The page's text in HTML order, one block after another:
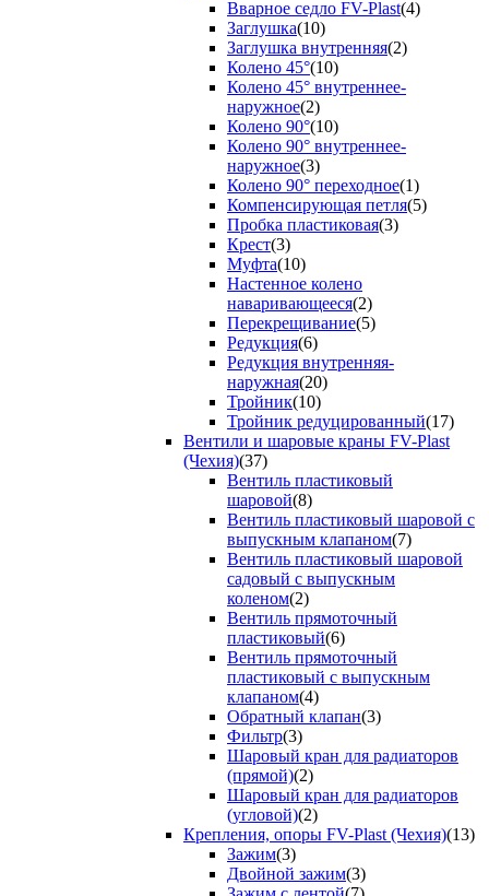
Вварное седло FV-Plast(4)
Заглушка(10)
Заглушка внутренняя(2)
Колено 45°(10)
Колено 45° внутреннее-
наружное(2)
Колено 90°(10)
Колено 90° внутреннее-
наружное(3)
Колено 90° переходное(1)
Компенсирующая петля(5)
Пробка пластиковая(3)
Крест(3)
Муфта(10)
Настенное колено
наваривающееся(2)
Перекрещивание(5)
Редукция(6)
Редукция внутренняя-
наружная(20)
Тройник(10)
Тройник редуцированный(17)
Вентили и шаровые краны FV-Plast
(Чехия)(37)
Вентиль пластиковый
шаровой(8)
Вентиль пластиковый шаровой с
выпускным клапаном(7)
Вентиль пластиковый шаровой
садовый с выпускным
коленом(2)
Вентиль прямоточный
пластиковый(6)
Вентиль прямоточный
пластиковый с выпускным
клапаном(4)
Обратный клапан(3)
Фильтр(3)
Шаровый кран для радиаторов
(прямой)(2)
Шаровый кран для радиаторов
(угловой)(2)
Крепления, опоры FV-Plast (Чехия)(13)
Зажим(3)
Двойной зажим(3)